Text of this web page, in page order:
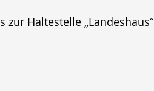
zur Haltestelle „Landeshaus“